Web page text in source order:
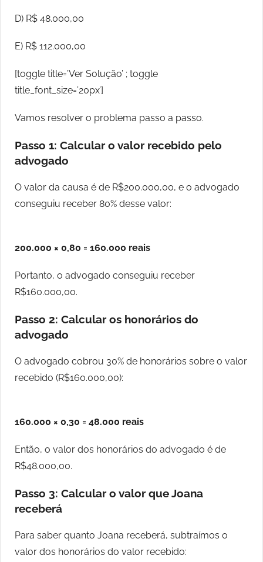
D) R$ 48.000,00
E) R$ 112.000,00
[toggle title=’Ver Solução’ ; toggle
title_font_size=’20px’]
Vamos resolver o problema passo a passo.
Passo 1: Calcular o valor recebido pelo
advogado
O valor da causa é de R$200.000,00, e o advogado
conseguiu receber 80% desse valor:
200.000 × 0,80 = 160.000 reais
Portanto, o advogado conseguiu receber
R$160.000,00.
Passo 2: Calcular os honorários do
advogado
O advogado cobrou 30% de honorários sobre o valor
recebido (R$160.000,00):
160.000 × 0,30 = 48.000 reais
Então, o valor dos honorários do advogado é de
R$48.000,00.
Passo 3: Calcular o valor que Joana
receberá
Para saber quanto Joana receberá, subtraímos o
valor dos honorários do valor recebido: